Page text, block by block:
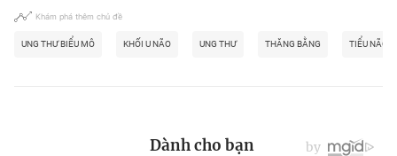
Khám phá thêm chủ đề
UNG THƯ BIỂU MÔ KHỐI U NÃO UNG THƯ THĂNG BẰNG TIỂU NÃO